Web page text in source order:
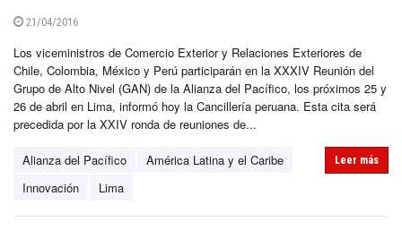
21/04/2016
Los viceministros de Comercio Exterior y Relaciones Exteriores de
Chile, Colombia, México y Perú participarán en la XXXIV Reunión del
Grupo de Alto Nivel (GAN) de la Alianza del Pacífico, los próximos 25 y
26 de abril en Lima, informó hoy la Cancillería peruana. Esta cita será
precedida por la XXIV ronda de reuniones de...
Alianza del Pacífico
América Latina y el Caribe
Innovación
Lima
Leer más